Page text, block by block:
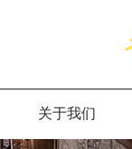
关于我们